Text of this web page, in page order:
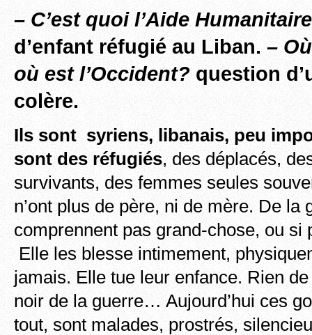
– C’est quoi l’Aide
d’enfant réfugié au Liban. –
où est l’Occident? question
colère.
Ils sont syriens, libanais, peu
sont des réfugiés, des déplacés,
survivants, des femmes seules
n’ont plus de père, ni de mère. De la
comprennent pas grand-chose, ou si
Elle les blesse intimement,
jamais. Elle tue leur enfance. Rien
noir de la guerre… Aujourd’hui ces
tout, sont malades, prostrés,